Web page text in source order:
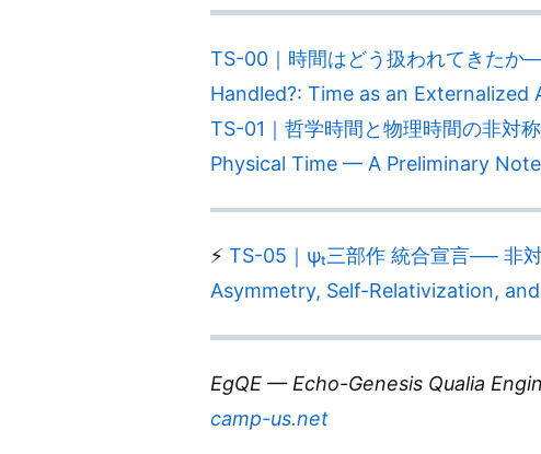
TS-00｜時間はどう扱われてきたか
Handled?: Time as an
TS-01｜哲学時間と物理時間の非対
Physical Time — A Preliminary
⚡️ TS-05｜ψₜ三部作 統合宣言── 非
Asymmetry, Self-Relativization,
EgQE — Echo-Genesis Qualia
camp-us.net